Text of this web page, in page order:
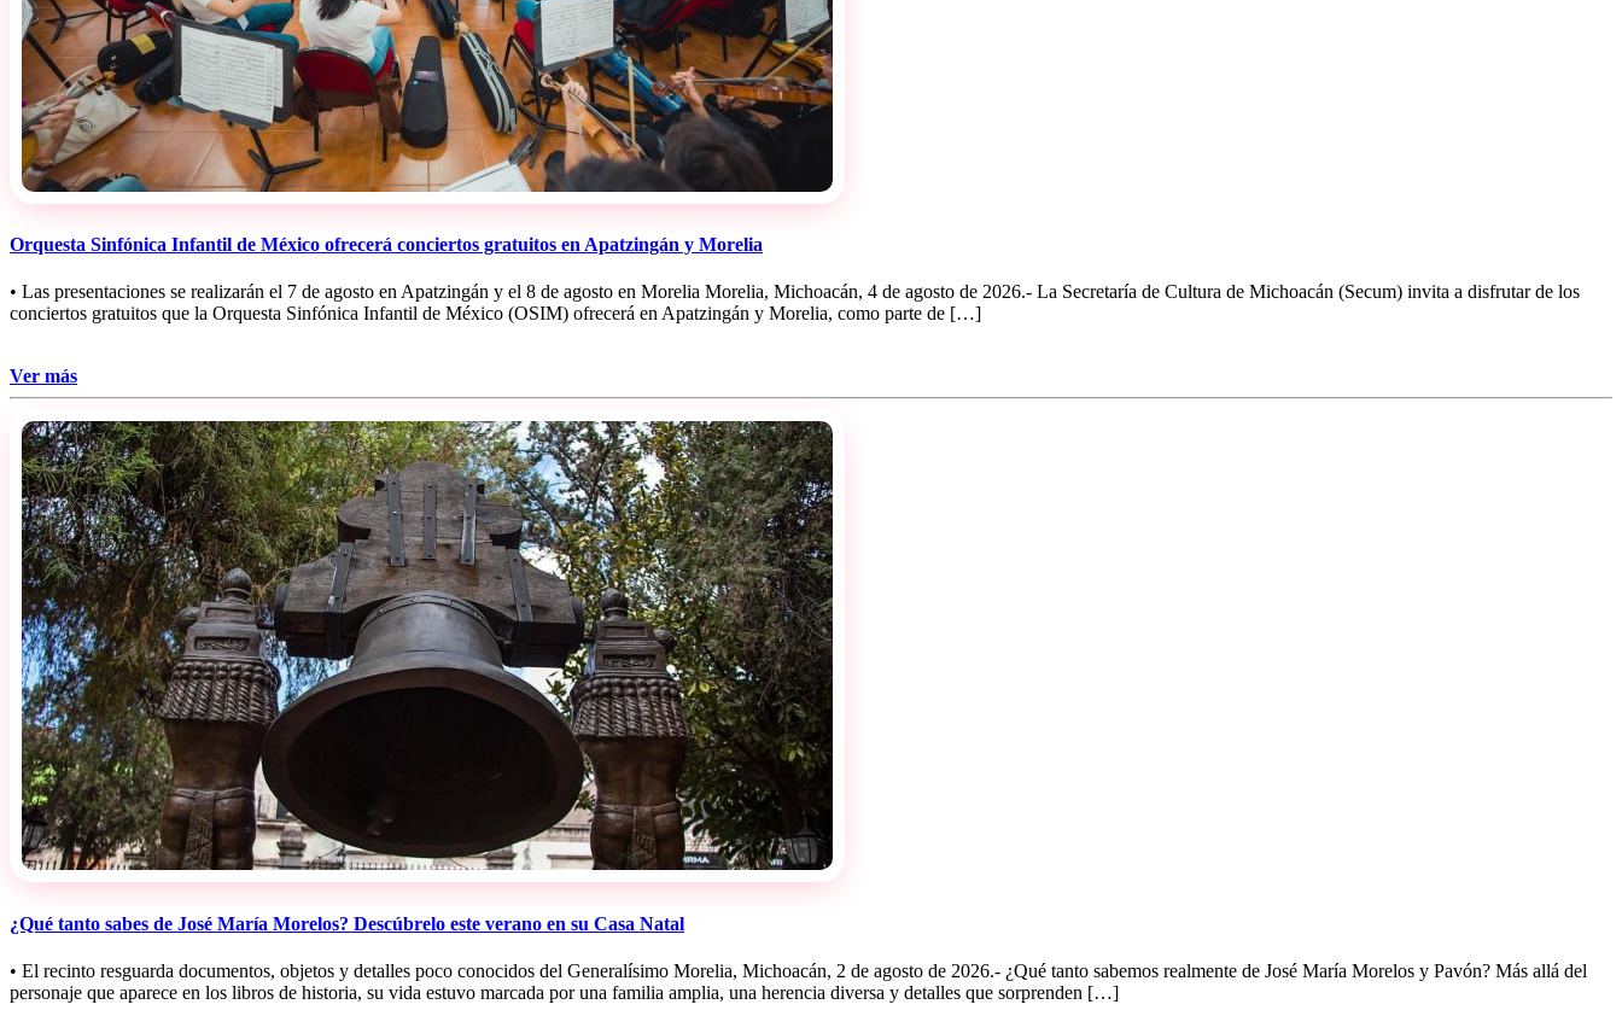
Orquesta Sinfónica Infantil de México ofrecerá conciertos gratuitos en Apatzingán y Morelia
• ⁠Las presentaciones se realizarán el 7 de agosto en Apatzingán y el 8 de agosto en Morelia Morelia, Michoacán, 4 de agosto de 2026.- La Secretaría de Cultura de Michoacán (Secum) invita a disfrutar de los
conciertos gratuitos que la Orquesta Sinfónica Infantil de México (OSIM) ofrecerá en Apatzingán y Morelia, como parte de […]
Ver más
¿Qué tanto sabes de José María Morelos? Descúbrelo este verano en su Casa Natal
• El recinto resguarda documentos, objetos y detalles poco conocidos del Generalísimo Morelia, Michoacán, 2 de agosto de 2026.- ¿Qué tanto sabemos realmente de José María Morelos y Pavón? Más allá del
personaje que aparece en los libros de historia, su vida estuvo marcada por una familia amplia, una herencia diversa y detalles que sorprenden […]